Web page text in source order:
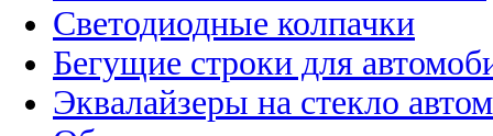
Светодиодные колпачки
Бегущие строки для
Эквалайзеры на стекло